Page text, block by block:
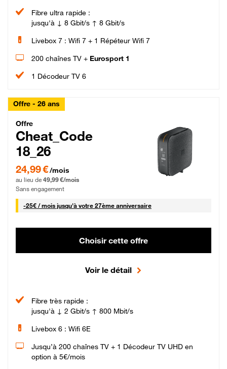
Fibre ultra rapide :
jusqu'à ↓ 8 Gbit/s ↑ 8 Gbit/s
Livebox 7 : Wifi 7 + 1 Répéteur Wifi 7
200 chaînes TV + Eurosport 1
1 Décodeur TV 6
Offre - 26 ans
Cheat_Code Fibre_18_26
Offre
Cheat_Code
18_26
24,99 € par mois pendant 0 mois puis 49,99 € par mois, Sans engagement
24,99 €/mois
au lieu de 49,99 €/mois
Sans engagement
-25€ / mois25 € par mois
jusqu'à votre 27ème anniversaire
Choisir cette offre
Voir le détail
Fibre très rapide :
jusqu'à ↓ 2 Gbit/s ↑ 800 Mbit/s
Livebox 6 : Wifi 6E
Jusqu’à 200 chaînes TV + 1 Décodeur TV UHD en
option à 5€/mois